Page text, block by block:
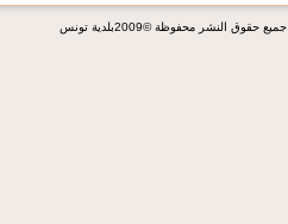
جميع حقوق النشر محفوظة ©2009بلدية تونس